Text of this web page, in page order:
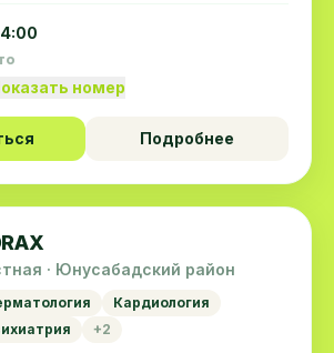
номер
Подробнее
· Юнусабадский район
Кардиология
+2